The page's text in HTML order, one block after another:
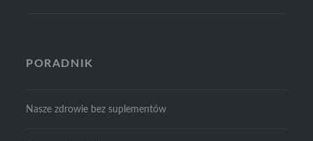
PORADNIK
Nasze zdrowie bez suplementów